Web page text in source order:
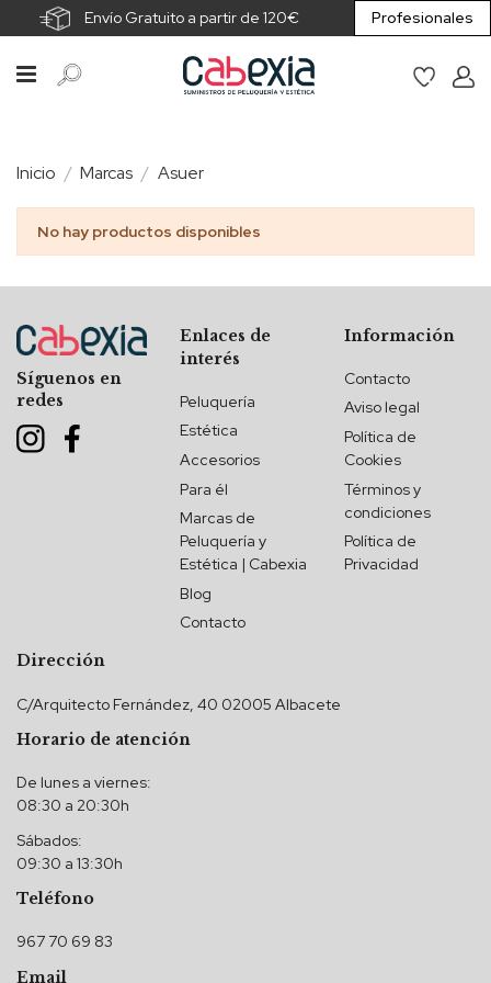
Envío Gratuito a partir de 120€ Profesionales
Inicio Marcas Asuer
No hay productos disponibles
Síguenos en
redes
Enlaces de
interés
Peluquería
Estética
Accesorios
Para él
Marcas de
Peluquería y
Estética | Cabexia
Blog
Contacto
Información
Contacto
Aviso legal
Política de
Cookies
Términos y
condiciones
Política de
Privacidad
Dirección
C/Arquitecto Fernández, 40 02005 Albacete
Horario de atención
De lunes a viernes:
08:30 a 20:30h
Sábados:
09:30 a 13:30h
Teléfono
967 70 69 83
Email